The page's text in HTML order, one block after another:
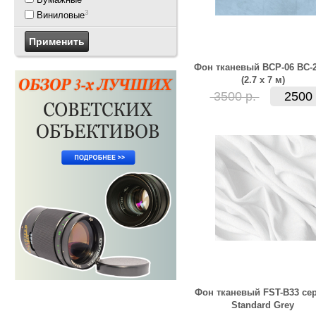
Виниловые3
Фон тканевый BCP-06 BC-
(2.7 х 7 м)
3500 р. 2500
Фон тканевый FST-B33
Standard Grey